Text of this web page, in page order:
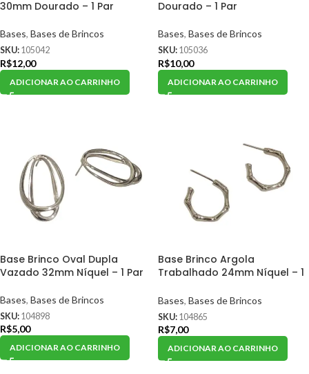
30mm Dourado – 1 Par
Bases, Bases de Brincos
SKU: 105042
R$12,00
ADICIONAR AO CARRINHO
Dourado – 1 Par
Bases, Bases de Brincos
SKU: 105036
R$10,00
ADICIONAR AO CARRINHO
Base Brinco Oval Dupla
Vazado 32mm Níquel – 1 Par
Bases, Bases de Brincos
SKU: 104898
R$5,00
ADICIONAR AO CARRINHO
Base Brinco Argola
Trabalhado 24mm Níquel – 1
Bases, Bases de Brincos
SKU: 104865
R$7,00
ADICIONAR AO CARRINHO